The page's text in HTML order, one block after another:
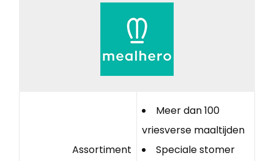
Assortiment
Meer dan 100
vriesverse maaltijden
Speciale stomer